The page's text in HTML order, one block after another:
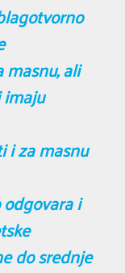
ali
i za masnu
i
do srednje